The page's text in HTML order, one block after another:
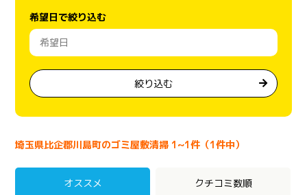
希望日で絞り込む
絞り込む
埼玉県比企郡川島町のゴミ屋敷清掃 1~1件（1件中）
オススメ クチコミ数順